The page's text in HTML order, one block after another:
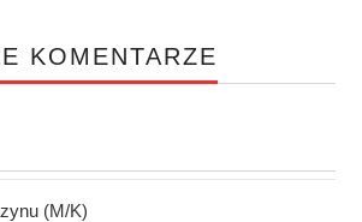
KOMENTARZE
(M/K)